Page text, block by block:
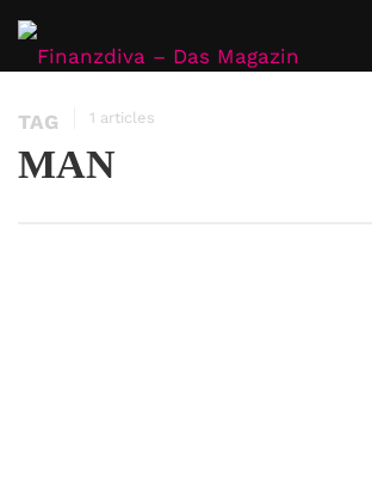
TAG 1 articles
MAN